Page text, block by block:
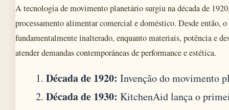
A tecnologia de movimento planetário surgiu na década de
processamento alimentar comercial e doméstico. Desde então,
fundamentalmente inalterado, enquanto materiais, potência e
atender demandas contemporâneas de performance e estética.
Década de 1920: Invenção do movimento
Década de 1930: KitchenAid lança o